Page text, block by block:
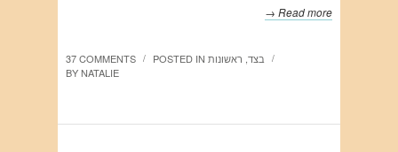
Read more →
37 COMMENTS / POSTED IN בצד, ראשונות /
BYNATALIE